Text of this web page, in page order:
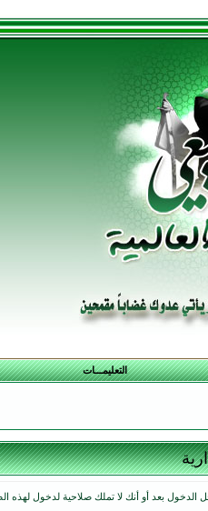
التعليمـــات
الدخول بعد أو أنك لا تملك صلاحية لدخول لهذه